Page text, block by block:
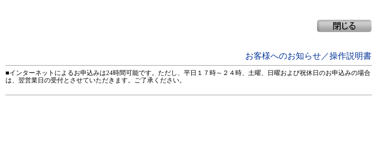
お客様へのお知らせ／操作説明書
■インターネットによるお申込みは24時間可能です。ただし、平日１７時～２４時、土曜、日曜および祝休日のお申込みの場合
は、翌営業日の受付とさせていただきます。ご了承ください。